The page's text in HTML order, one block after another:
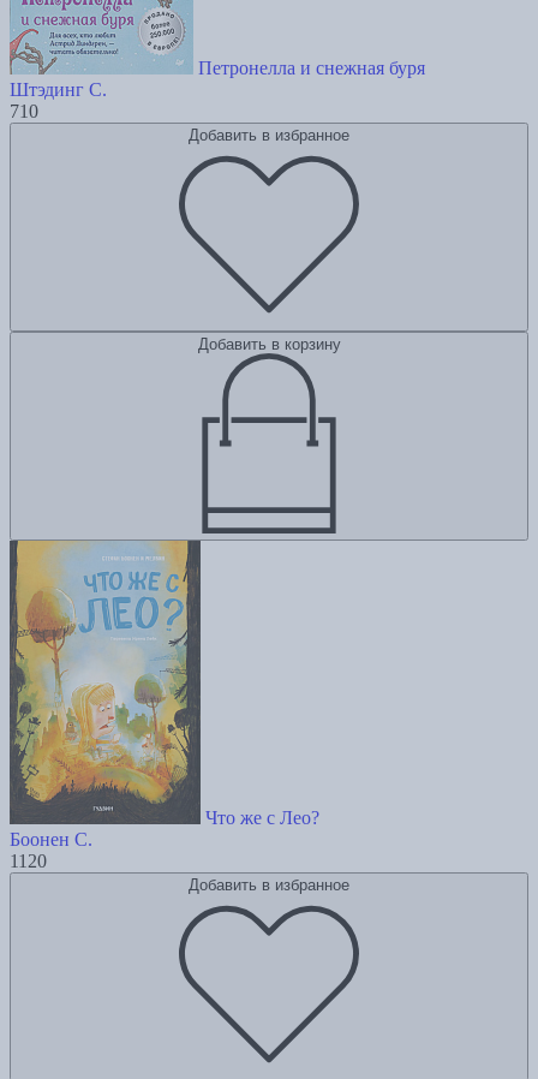
Петронелла и снежная буря
Штэдинг С.
710
Добавить в избранное
Добавить в корзину
Что же с Лео?
Боонен С.
1120
Добавить в избранное